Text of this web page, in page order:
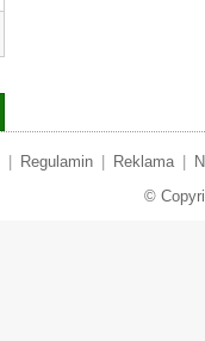
Regulamin Reklama
©